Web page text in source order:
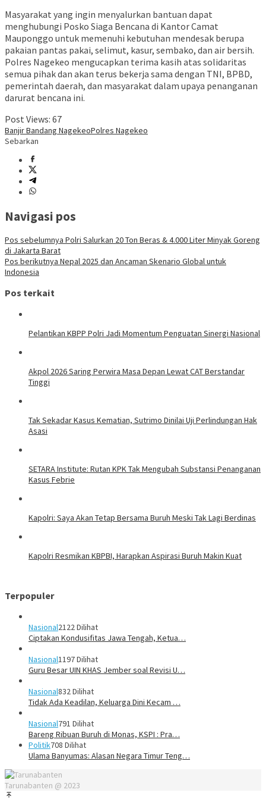
Masyarakat yang ingin menyalurkan bantuan dapat
menghubungi Posko Siaga Bencana di Kantor Camat
Mauponggo untuk memenuhi kebutuhan mendesak berupa
pakaian pantas pakai, selimut, kasur, sembako, dan air bersih.
Polres Nagekeo mengucapkan terima kasih atas solidaritas
semua pihak dan akan terus bekerja sama dengan TNI, BPBD,
pemerintah daerah, dan masyarakat dalam upaya penanganan
darurat bencana ini.
Post Views: 67
Banjir Bandang NagekeoPolres Nagekeo
Sebarkan
Navigasi pos
Pos sebelumnya Polri Salurkan 20 Ton Beras & 4.000 Liter Minyak Goreng
di Jakarta Barat
Pos berikutnya Nepal 2025 dan Ancaman Skenario Global untuk
Indonesia
Pos terkait
Pelantikan KBPP Polri Jadi Momentum Penguatan Sinergi Nasional
Akpol 2026 Saring Perwira Masa Depan Lewat CAT Berstandar
Tinggi
Tak Sekadar Kasus Kematian, Sutrimo Dinilai Uji Perlindungan Hak
Asasi
SETARA Institute: Rutan KPK Tak Mengubah Substansi Penanganan
Kasus Febrie
Kapolri: Saya Akan Tetap Bersama Buruh Meski Tak Lagi Berdinas
Kapolri Resmikan KBPBI, Harapkan Aspirasi Buruh Makin Kuat
Terpopuler
Nasional2122 Dilihat
Ciptakan Kondusifitas Jawa Tengah, Ketua…
Nasional1197 Dilihat
Guru Besar UIN KHAS Jember soal Revisi U…
Nasional832 Dilihat
Tidak Ada Keadilan, Keluarga Dini Kecam …
Nasional791 Dilihat
Bareng Ribuan Buruh di Monas, KSPI : Pra…
Politik708 Dilihat
Ulama Banyumas: Alasan Negara Timur Teng…
Tarunabanten @ 2023